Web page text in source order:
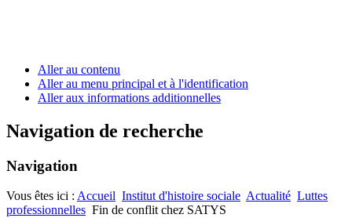
Aller au contenu
Aller au menu principal et à l'identification
Aller aux informations additionnelles
Navigation de recherche
Navigation
Vous êtes ici : Accueil Institut d'histoire sociale Actualité Luttes
professionnelles Fin de conflit chez SATYS